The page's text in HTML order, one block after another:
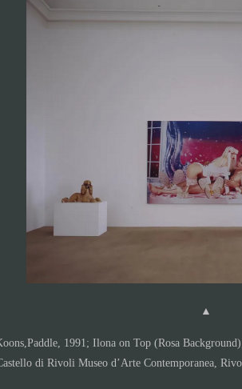
▲
1991; Ilona on Top (Rosa
di Rivoli Museo d’Arte Contemporanea,